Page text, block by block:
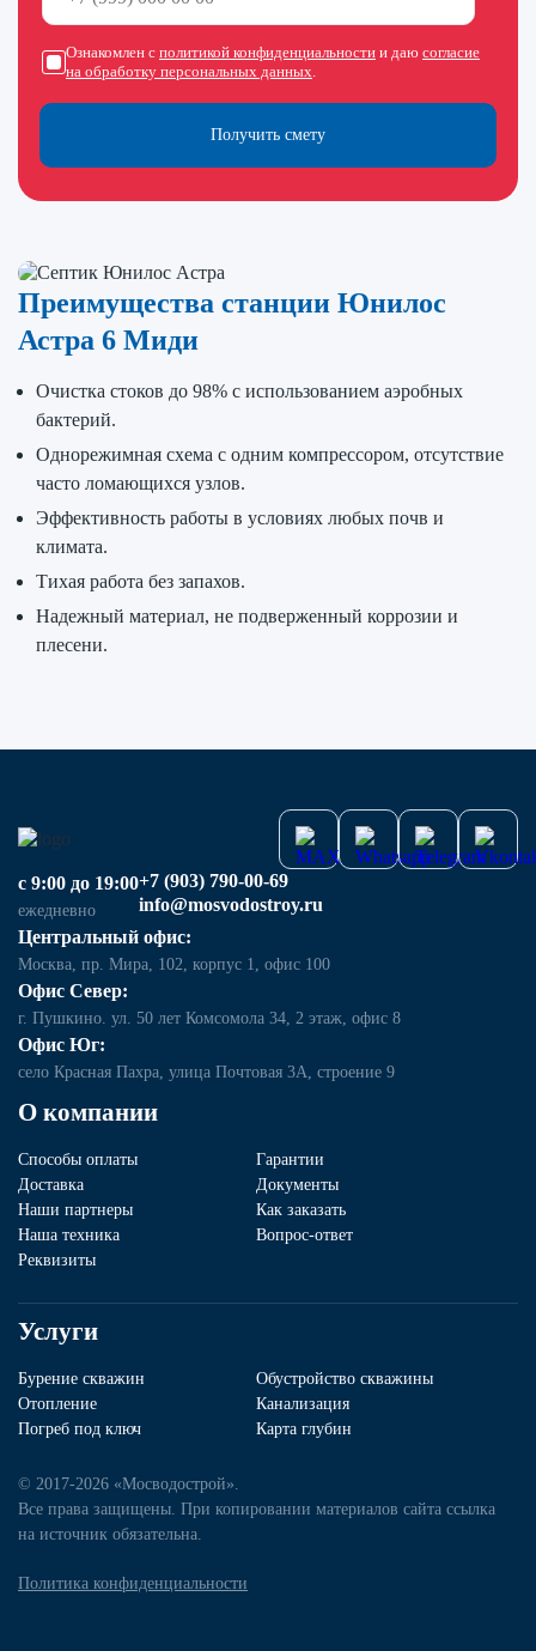
Получить смету
Ознакомлен с политикой конфиденциальности и даю согласие
на обработку персональных данных
Преимущества станции Юнилос
Астра 6 Миди
Очистка стоков до 98% с использованием аэробных
бактерий.
Однорежимная схема с одним компрессором, отсутствие
часто ломающихся узлов.
Эффективность работы в условиях любых почв и
климата.
Тихая работа без запахов.
Надежный материал, не подверженный коррозии и
плесени.
О компании
Способы оплаты
Гарантии
Доставка
Документы
Наши партнеры
Как заказать
Наша техника
Вопрос-ответ
Реквизиты
Услуги
Бурение скважин
Обустройство скважины
Отопление
Канализация
Погреб под ключ
Карта глубин
с 9:00 до 19:00
ежедневно
+7 (903) 790-00-69
info@mosvodostroy.ru
Центральный офис:
Москва, пр. Мира, 102, корпус 1, офис 100
Офис Север:
г. Пушкино. ул. 50 лет Комсомола 34, 2 этаж, офис 8
Офис Юг:
село Красная Пахра, улица Почтовая 3А, строение 9
© 2017-2026 «Мосводострой».
Все права защищены. При копировании материалов сайта ссылка
на источник обязательна.
Политика конфиденциальности